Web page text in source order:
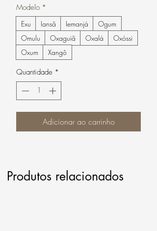
Modelo *
Exu Iansã Iemanjá
Ogum
Omulu
Oxaguiã Oxalá
Oxóssi
Oxum
Xangô
Quantidade *
Adicionar ao carrinho
Produtos relacionados